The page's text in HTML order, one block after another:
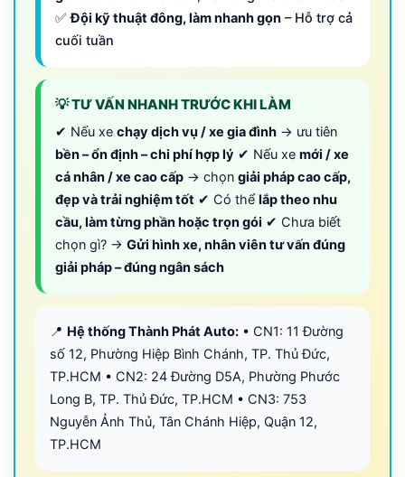
✅Đội kỹ thuật đông, làm nhanh gọn – Hỗ trợ cả
cuối tuần
💡 TƯ VẤN NHANH TRƯỚC KHI LÀM
✔ Nếu xe chạy dịch vụ / xe gia đình → ưu tiên
bền – ổn định – chi phí hợp lý ✔ Nếu xe mới / xe
cá nhân / xe cao cấp → chọn giải pháp cao cấp,
đẹp và trải nghiệm tốt ✔ Có thể lắp theo nhu
cầu, làm từng phần hoặc trọn gói ✔ Chưa biết
chọn gì? → Gửi hình xe, nhân viên tư vấn đúng
giải pháp – đúng ngân sách
📍 Hệ thống Thành Phát Auto: • CN1: 11 Đường
số 12, Phường Hiệp Bình Chánh, TP. Thủ Đức,
TP.HCM • CN2: 24 Đường D5A, Phường Phước
Long B, TP. Thủ Đức, TP.HCM • CN3: 753
Nguyễn Ảnh Thủ, Tân Chánh Hiệp, Quận 12,
TP.HCM